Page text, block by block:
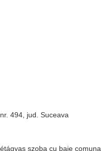
494 , jud. Suceava
szoba cu baie comuna